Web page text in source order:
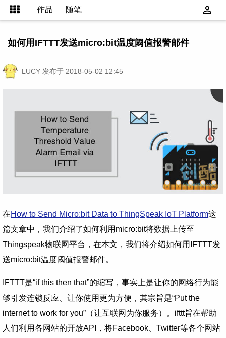
作品 随笔
如何用IFTTT发送micro:bit温度阈值报警邮件
LUCY 发布于 2018-05-02 12:45
在How to Send Micro:bit Data to ThingSpeak IoT Platform这
篇文章中，我们介绍了如何利用micro:bit将数据上传至
Thingspeak物联网平台，在本文，我们将介绍如何用IFTTT发
送micro:bit温度阈值报警邮件。
IFTTT是“if this then that”的缩写，事实上是让你的网络行为能
够引发连锁反应、让你使用更为方便，其宗旨是“Put the
internet to work for you”（让互联网为你服务）。ifttt旨在帮助
人们利用各网站的开放API，将Facebook、Twitter等各个网站